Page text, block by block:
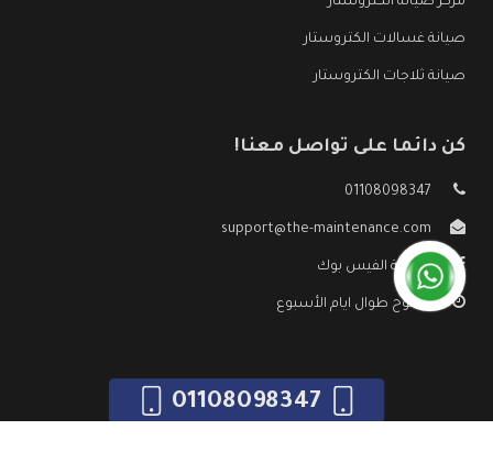
صيانة غسالات الكتروستار
صيانة ثلاجات الكتروستار
كن دائما على تواصل معنا!
01108098347
support@the-maintenance.com
صفحة الفيس بوك
مفتوح طوال ايام الأسبوع
01108098347